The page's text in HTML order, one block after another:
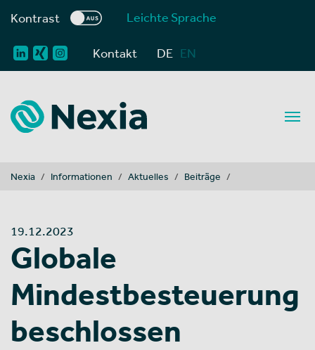
Kontrast Leichte Sprache
Kontakt DE EN
You are here:
Nexia Informationen Aktuelles Beiträge
19.12.2023
Globale
Mindestbesteuerung
beschlossen